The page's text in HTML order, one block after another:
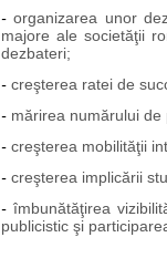
-organizarea unor
majore ale societăţii
dezbateri;
- creşterea ratei de
- mărirea numărului de
- creşterea mobilităţii
- creşterea implicării
- îmbunătăţirea
publicistic şi